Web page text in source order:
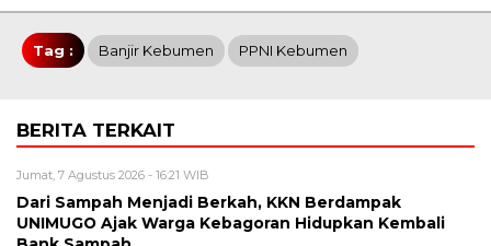
Tag : Banjir Kebumen PPNI Kebumen
BERITA TERKAIT
Jumat, 7 Agustus 2026 - 16:21 WIB
Dari Sampah Menjadi Berkah, KKN Berdampak
UNIMUGO Ajak Warga Kebagoran Hidupkan Kembali